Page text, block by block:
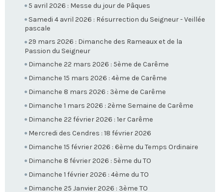
5 avril 2026 : Messe du jour de Pâques
Samedi 4 avril 2026 : Résurrection du Seigneur - Veillée
pascale
29 mars 2026 : Dimanche des Rameaux et de la
Passion du Seigneur
Dimanche 22 mars 2026 : 5ème de Carême
Dimanche 15 mars 2026 : 4ème de Carême
Dimanche 8 mars 2026 : 3ème de Carême
Dimanche 1 mars 2026 : 2ème Semaine de Carême
Dimanche 22 février 2026 : 1er Carême
Mercredi des Cendres : 18 février 2026
Dimanche 15 février 2026 : 6ème du Temps Ordinaire
Dimanche 8 février 2026 : 5ème du TO
Dimanche 1 février 2026 : 4ème du TO
Dimanche 25 Janvier 2026 : 3ème TO